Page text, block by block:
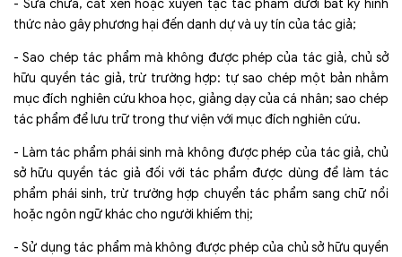
- Sửa chữa, cắt xén hoặc xuyên tạc tác phẩm dưới bất kỳ hình
thức nào gây phương hại đến danh dự và uy tín của tác giả;
- Sao chép tác phẩm mà không được phép của tác giả, chủ sở
hữu quyền tác giả, trừ trường hợp: tự sao chép một bản nhằm
mục đích nghiên cứu khoa học, giảng dạy của cá nhân; sao chép
tác phẩm để lưu trữ trong thư viện với mục đích nghiên cứu.
- Làm tác phẩm phái sinh mà không được phép của tác giả, chủ
sở hữu quyền tác giả đối với tác phẩm được dùng để làm tác
phẩm phái sinh, trừ trường hợp chuyển tác phẩm sang chữ nổi
hoặc ngôn ngữ khác cho người khiếm thị;
- Sử dụng tác phẩm mà không được phép của chủ sở hữu quyền